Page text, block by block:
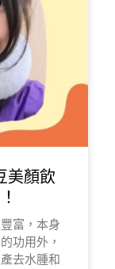
美顏飲
富，本身
功用外，
去水腫和